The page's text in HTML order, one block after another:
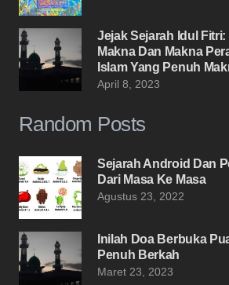
Jejak Sejarah Idul
Makna Dan Makna
Islam Yang Penuh
April 8, 2023
Random Posts
Sejarah Android Dan
Dari Masa Ke Masa
Agustus 23, 2022
Inilah Doa Berbuka
Penuh Berkah
Maret 23, 2023